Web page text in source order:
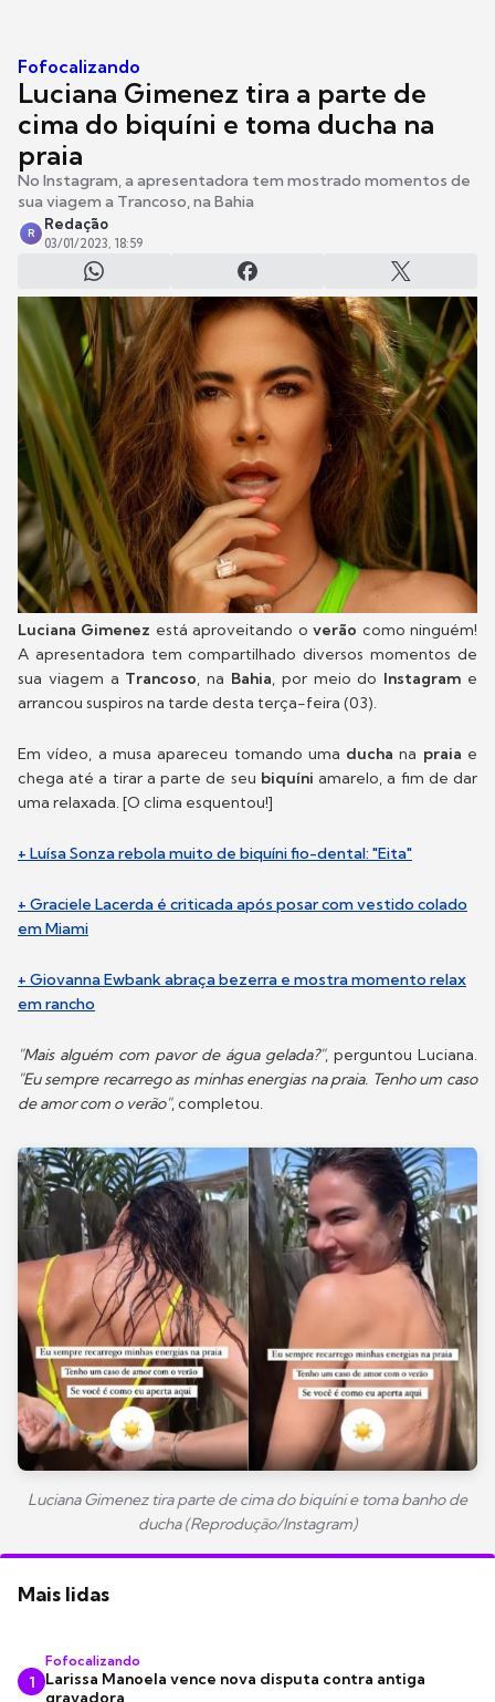
Fofocalizando
Luciana Gimenez tira a parte de
cima do biquíni e toma ducha na
praia
No Instagram, a apresentadora tem mostrado momentos de
sua viagem a Trancoso, na Bahia
R
Redação
03/01/2023, 18:59
Luciana Gimenez está aproveitando overão como ninguém!
A apresentadora tem compartilhado diversos momentos de
sua viagem a Trancoso, na Bahia, por meio do Instagram e
arrancou suspiros na tarde desta terça-feira (03).
Em vídeo, a musa apareceu tomando uma duchana praia e
chega até a tirar a parte de seu biquíniamarelo, a fim de dar
uma relaxada. [O clima esquentou!]
+ Luísa Sonza rebola muito de biquíni fio-dental: "Eita"
+ Graciele Lacerda é criticada após posar com vestido colado
em Miami
+ Giovanna Ewbank abraça bezerra e mostra momento relax
em rancho
"Mais alguém com pavor de água gelada?", perguntou Luciana.
"Eu sempre recarrego as minhas energias na praia. Tenho um caso
de amor com o verão", completou.
Luciana Gimenez tira parte de cima do biquíni e toma banho de
ducha (Reprodução/Instagram)
Mais lidas
1
Fofocalizando
Larissa Manoela vence nova disputa contra antiga
gravadora